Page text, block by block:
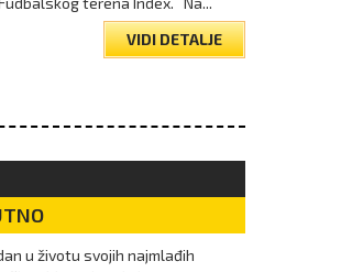
VIDI DETALJE
u životu svojih najmlađih